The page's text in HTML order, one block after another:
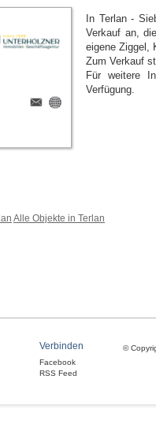
In Terlan -
Verkauf an,
eigene Ziggel,
Zum Verkauf
Für weitere
Verfügung.
Alle Objekte in Terlan
Verbinden
Facebook
RSS Feed
©